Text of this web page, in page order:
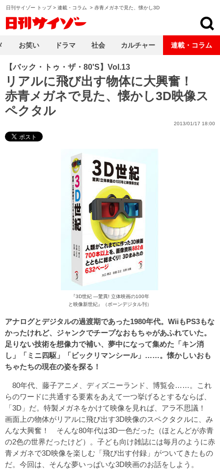
日刊サイゾー トップ> 連載・コラム > 赤青メガネで見た、懐かし3D
【バック・トゥ・ザ・80'S】Vol.13
リアルに飛び出す物体に大興奮！
赤青メガネで見た、懐かし3D映像ス
ペクタル
2013/01/17 18:00
『3D世紀 ―驚異! 立体映画の100年
と映像新世紀』（ボーンデジタル刊）
アナログとデジタルの過渡期であった1980年代。WiiもPS3もな
かったけれど、ジャンクでチープなおもちゃがあふれていた。
足りない技術を想像力で補い、夢中になって集めた「キン消
し」「ミニ四駆」「ビックリマンシール」……。懐かしいおも
ちゃたちの現在の姿を探る！
80年代、藤子アニメ、ディズニーランド、博覧会……。これ
らのワードに共通する要素をあえて一つ挙げるとするならば、
「3D」だ。特製メガネをかけて映像を見れば、アラ不思議！
画面上の物体がリアルに飛び出す3D映像のスペクタクルに、み
んな大興奮！ そんな80年代は3D一色だった（ほとんどが赤青
の2色の世界だったけど）。子ども向け雑誌には毎月のように赤
青メガネで3D映像を楽しむ「飛び出す付録」がついてきたもの
だ。今回は、そんな夢いっぱいな3D映画のお話をしよう。
お笑い ドラマ 社会 カルチャー 連載・コラム